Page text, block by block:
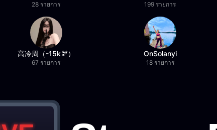
28 รายการ 199 รายการ
高冷周（-15k🫘）
67 รายการ
OnSolanyi
18 รายการ